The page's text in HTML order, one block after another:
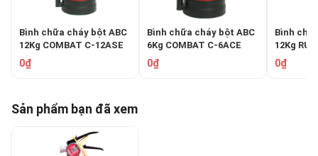
Bình chữa cháy bột ABC
12Kg COMBAT C-12ASE
0₫
Bình chữa cháy bột ABC
6Kg COMBAT C-6ACE
0₫
Bình
12Kg
0₫
Sản phẩm bạn đã xem